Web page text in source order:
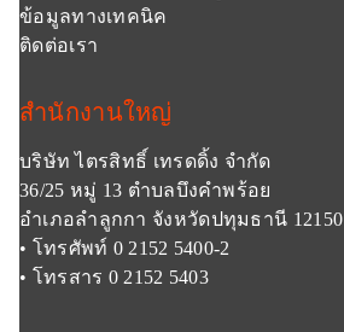
ข้อมูลทางเทคนิค
ติดต่อเรา
สำนักงานใหญ่
บริษัท ไตรสิทธิ์ เทรดดิ้ง จำกัด
36/25 หมู่ 13 ตำบลบึงคำพร้อย
อำเภอลำลูกกา จังหวัดปทุมธานี 12150
• โทรศัพท์ 0 2152 5400-2
• โทรสาร 0 2152 5403